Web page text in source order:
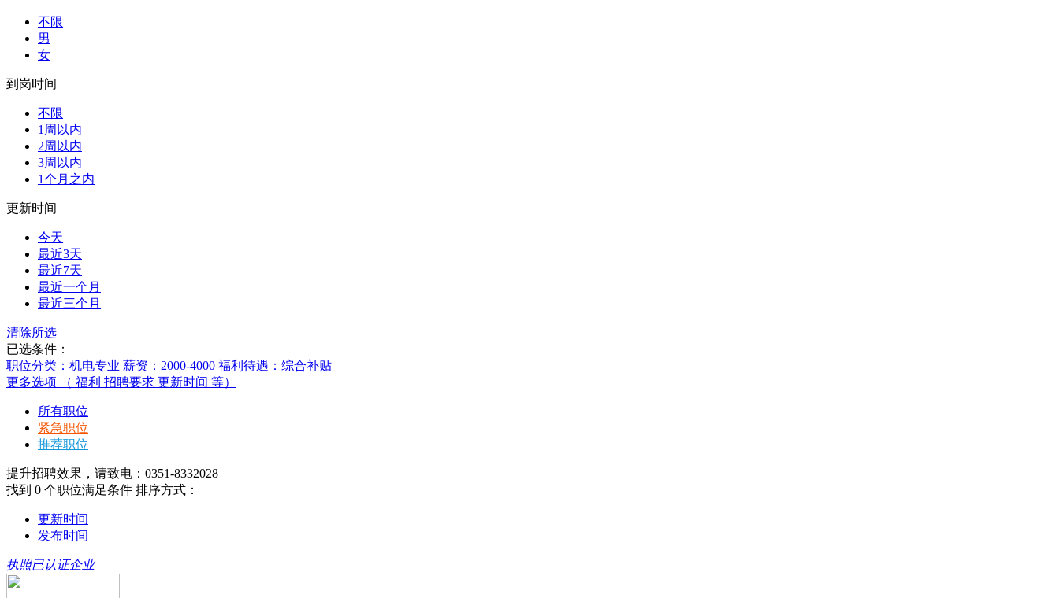
不限
男
女
到岗时间
不限
1周以内
2周以内
3周以内
1个月之内
更新时间
今天
最近3天
最近7天
最近一个月
最近三个月
清除所选
已选条件：
职位分类：机电专业 薪资：2000-4000 福利待遇：综合补贴
更多选项 （ 福利 招聘要求 更新时间 等）
所有职位
紧急职位
推荐职位
提升招聘效果，请致电：0351-8332028
找到 0 个职位满足条件 排序方式：
更新时间
发布时间
执照已认证企业